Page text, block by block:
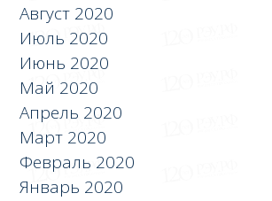
Август 2020
Июль 2020
Июнь 2020
Май 2020
Апрель 2020
Март 2020
Февраль 2020
Январь 2020